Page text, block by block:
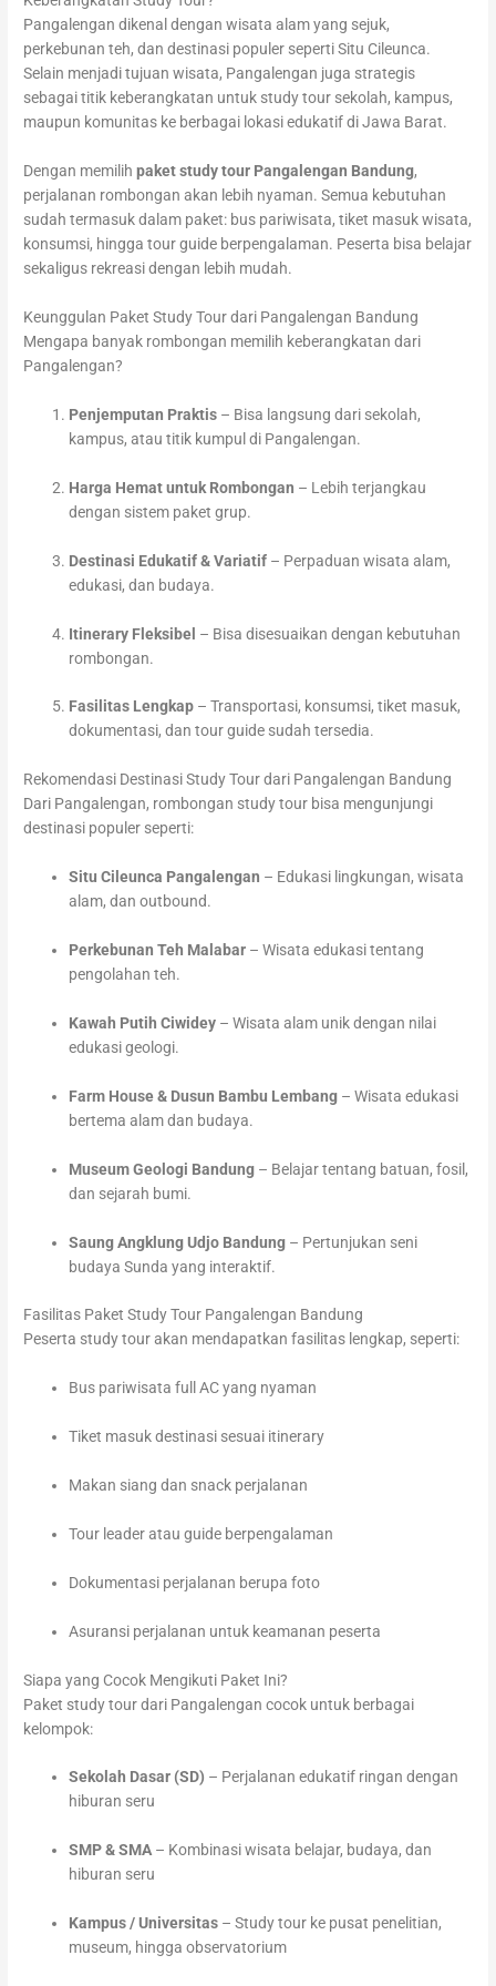
Pangalengan dikenal dengan wisata alam yang sejuk,
perkebunan teh, dan destinasi populer seperti Situ Cileunca.
Selain menjadi tujuan wisata, Pangalengan juga strategis
sebagai titik keberangkatan untuk study tour sekolah, kampus,
maupun komunitas ke berbagai lokasi edukatif di Jawa Barat.
Dengan memilihpaket study tour Pangalengan Bandung,
perjalanan rombongan akan lebih nyaman. Semua kebutuhan
sudah termasuk dalam paket: bus pariwisata, tiket masuk wisata,
konsumsi, hingga tour guide berpengalaman. Peserta bisa belajar
sekaligus rekreasi dengan lebih mudah.
Keunggulan Paket Study Tour dari Pangalengan Bandung
Mengapa banyak rombongan memilih keberangkatan dari
Pangalengan?
Penjemputan Praktis – Bisa langsung dari sekolah,
kampus, atau titik kumpul di Pangalengan.
Harga Hemat untuk Rombongan – Lebih terjangkau
dengan sistem paket grup.
Destinasi Edukatif & Variatif – Perpaduan wisata alam,
edukasi, dan budaya.
Itinerary Fleksibel – Bisa disesuaikan dengan kebutuhan
rombongan.
Fasilitas Lengkap – Transportasi, konsumsi, tiket masuk,
dokumentasi, dan tour guide sudah tersedia.
Rekomendasi Destinasi Study Tour dari Pangalengan Bandung
Dari Pangalengan, rombongan study tour bisa mengunjungi
destinasi populer seperti:
Situ Cileunca Pangalengan – Edukasi lingkungan, wisata
alam, dan outbound.
Perkebunan Teh Malabar – Wisata edukasi tentang
pengolahan teh.
Kawah Putih Ciwidey – Wisata alam unik dengan nilai
edukasi geologi.
Farm House & Dusun Bambu Lembang – Wisata edukasi
bertema alam dan budaya.
Museum Geologi Bandung – Belajar tentang batuan, fosil,
dan sejarah bumi.
Saung Angklung Udjo Bandung – Pertunjukan seni
budaya Sunda yang interaktif.
Fasilitas Paket Study Tour Pangalengan Bandung
Peserta study tour akan mendapatkan fasilitas lengkap, seperti:
Bus pariwisata full AC yang nyaman
Tiket masuk destinasi sesuai itinerary
Makan siang dan snack perjalanan
Tour leader atau guide berpengalaman
Dokumentasi perjalanan berupa foto
Asuransi perjalanan untuk keamanan peserta
Siapa yang Cocok Mengikuti Paket Ini?
Paket study tour dari Pangalengan cocok untuk berbagai
kelompok:
Sekolah Dasar (SD) – Perjalanan edukatif ringan dengan
hiburan seru
SMP & SMA– Kombinasi wisata belajar, budaya, dan
hiburan seru
Kampus / Universitas – Study tour ke pusat penelitian,
museum, hingga observatorium